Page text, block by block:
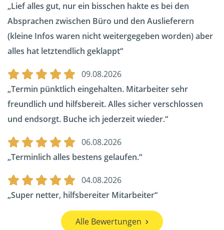
Lief alles gut, nur ein bisschen hakte es bei den
Absprachen zwischen Büro und den Auslieferern
(kleine Infos waren nicht weitergegeben worden) aber
alles hat letztendlich geklappt
09.08.2026
Termin pünktlich eingehalten. Mitarbeiter sehr
freundlich und hilfsbereit. Alles sicher verschlossen
und endsorgt. Buche ich jederzeit wieder.
06.08.2026
Terminlich alles bestens gelaufen.
04.08.2026
Super netter, hilfsbereiter Mitarbeiter
Alle Bewertungen